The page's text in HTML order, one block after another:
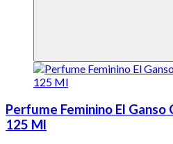
Perfume Feminino El Ganso
125 Ml